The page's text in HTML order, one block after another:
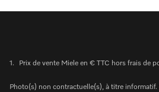
1. Prix de vente Miele en € TTC hors frais de
Photo(s) non contractuelle(s), à titre informatif.